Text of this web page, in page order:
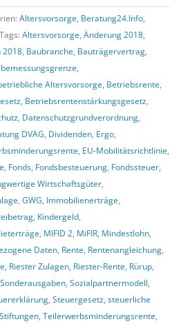
Altersvorsorge, Beratung24.Info,
Tags: Altersvorsorge, Änderung 2018,
2018, Baubranche, Bauträgervertrag,
,
Altersvorsorge, Betriebsrente,
, Betriebsrentenstärkungsgesetz,
, Datenschutzgrundverordnung,
DVAG, Dividenden, Ergo,
, EU-Mobilitätsrichtlinie,
, Fonds, Fondsbesteuerung, Fondssteuer,
Wirtschaftsgüter,
, GWG, Immobilienerträge,
, Kindergeld,
, MIFID 2, MiFIR, Mindestlohn,
Daten, Rente, Rentenangleichung,
, Riester Zulagen, Riester-Rente, Rürup,
Sonderausgaben, Sozialpartnermodell,
, Steuergesetz, steuerliche
Stiftungen, Teilerwerbsminderungsrente,